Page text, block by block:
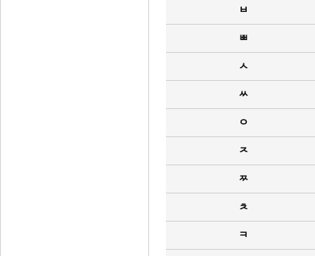
ㅂ
ㅃ
ㅅ
ㅆ
ㅇ
ㅈ
ㅉ
ㅊ
ㅋ